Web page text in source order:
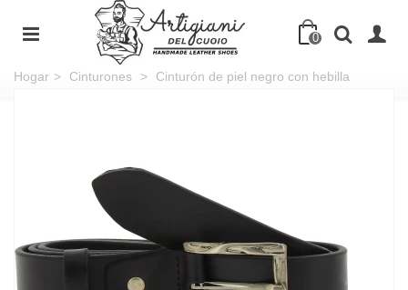
0
Hogar > Cinturones >
Cinturón de piel negro con hebilla